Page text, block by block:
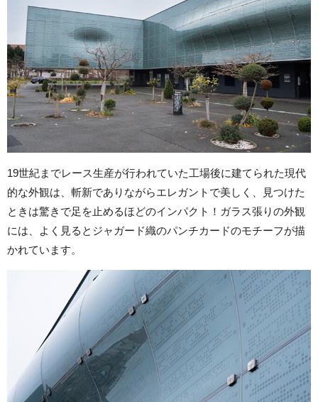
19世紀までレース生産が行われていた工場後に建てられた現代
的な外観は、斬新でありながらエレガントで美しく、見つけた
ときは驚きで足を止めるほどのインパクト！ガラス張りの外観
には、よく見るとジャガード織のパンチカードのモチーフが描
かれています。